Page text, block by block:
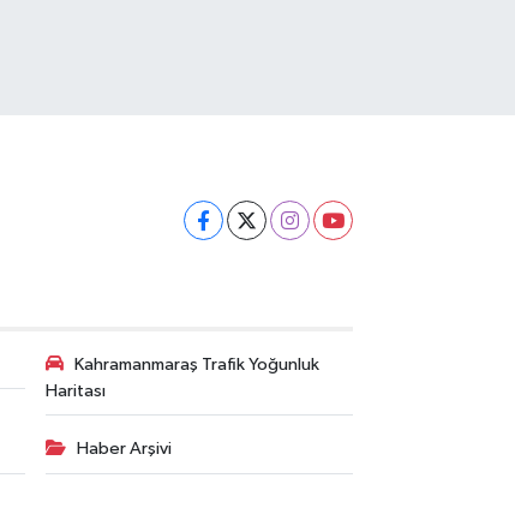
Kahramanmaraş Trafik Yoğunluk
Haritası
Haber Arşivi